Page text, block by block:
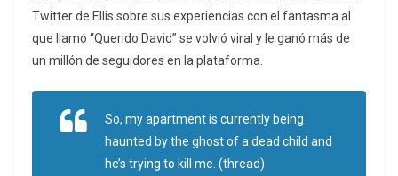
Twitter de Ellis sobre sus experiencias con el fantasma al
que llamó “Querido David” se volvió viral y le ganó más de
un millón de seguidores en la plataforma.
So, my apartment is currently being
haunted by the ghost of a dead child and
he’s trying to kill me. (thread)